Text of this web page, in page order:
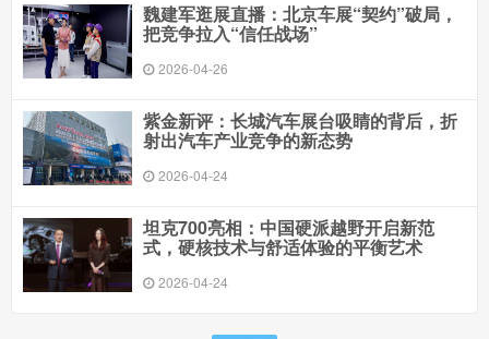
魏建军逛展直播：北京车展“契约”破局，
把竞争拉入“信任战场”
2026-04-26
紫金新评：长城汽车展台吸睛的背后，折
射出汽车产业竞争的新态势
2026-04-24
坦克700亮相：中国硬派越野开启新范
式，硬核技术与舒适体验的平衡艺术
2026-04-24